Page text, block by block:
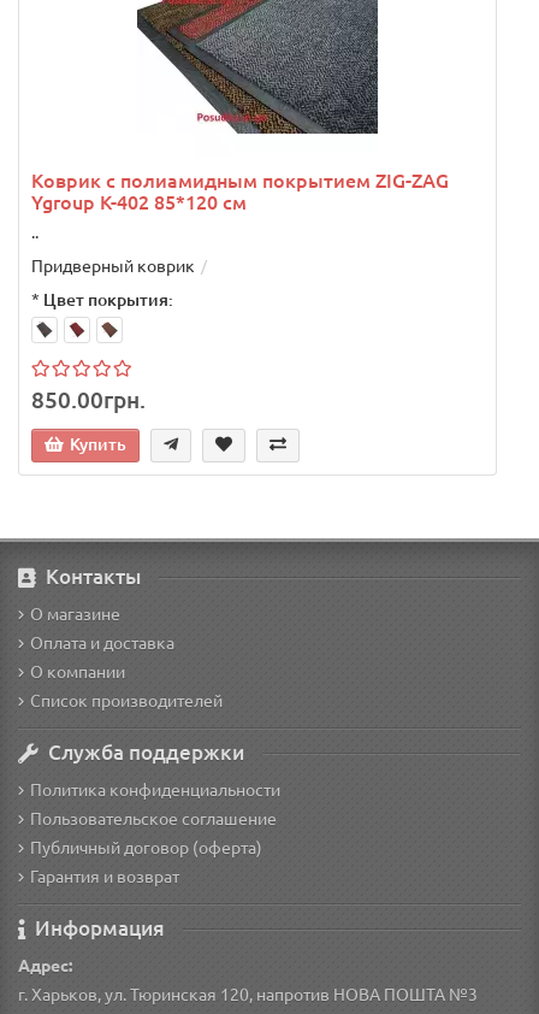
Коврик с полиамидным покрытием ZIG-ZAG
Ygroup K-402 85*120 см
..
Придверный коврик
* Цвет покрытия:
850.00грн.
Купить
Контакты
О магазине
Оплата и доставка
О компании
Список производителей
Служба поддержки
Политика конфиденциальности
Пользовательское соглашение
Публичный договор (оферта)
Гарантия и возврат
Информация
Адрес:
г. Харьков, ул. Тюринская 120, напротив НОВА ПОШТА №3